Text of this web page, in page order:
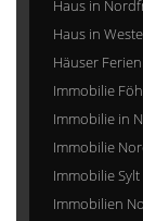
Haus in
Haus in
Häuser
Immobilie
Immobilie in
Immobilie
Immobilie
Immobilien